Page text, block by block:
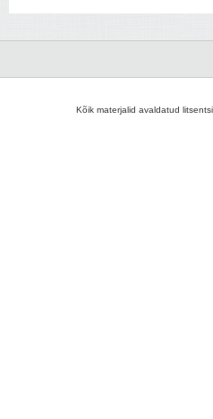
Kõik materjalid avaldatud